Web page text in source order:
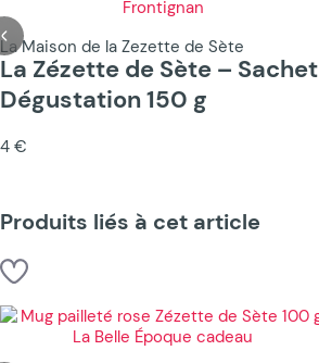
La Maison de la Zezette de Sète
La Zézette de Sète – Sachet
Dégustation 150 g
4 €
Produits liés à cet article